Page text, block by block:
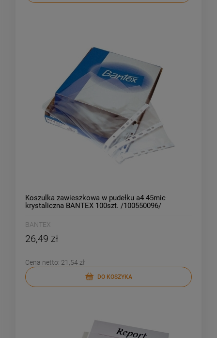
Koszulka zawieszkowa w pudełku a4 45mic
krystaliczna BANTEX 100szt. /100550096/
BANTEX
26,49 zł
Cena netto: 21,54 zł
DO KOSZYKA